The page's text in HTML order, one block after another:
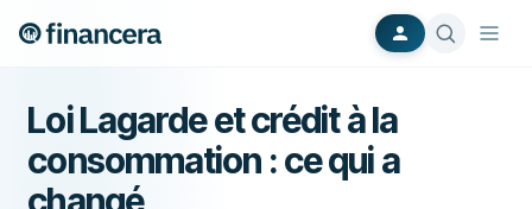
Loi Lagarde et crédit à la
consommation : ce qui a